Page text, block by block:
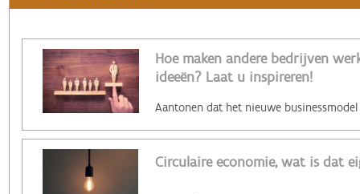
Hoe maken andere bedrijven
ideeën? Laat u inspireren!
Circulaire economie, wat is dat